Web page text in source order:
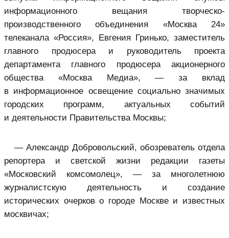
информационного вещания творческо-
производственного объединения «Москва 24»
телеканала «Россия», Евгения Гринько, заместитель
главного продюсера и руководитель проекта
департамента главного продюсера акционерного
общества «Москва Медиа», — за вклад
в информационное освещение социально значимых
городских программ, актуальных событий
и деятельности Правительства Москвы;
— Александр Добровольский, обозреватель отдела
репортера и светской жизни редакции газеты
«Московский комсомолец», — за многолетнюю
журналистскую деятельность и создание
исторических очерков о городе Москве и известных
москвичах;